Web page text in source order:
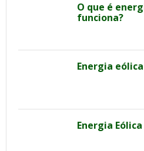
O que é
funciona?
Energia
Energia Eólica